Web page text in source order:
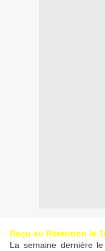
Reçu su Rétention le
La semaine dernière